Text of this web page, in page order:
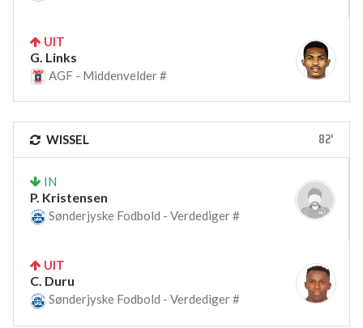
UIT
G. Links
AGF - Middenvelder #
WISSEL 82'
IN
P. Kristensen
Sønderjyske Fodbold - Verdediger #
UIT
C. Duru
Sønderjyske Fodbold - Verdediger #